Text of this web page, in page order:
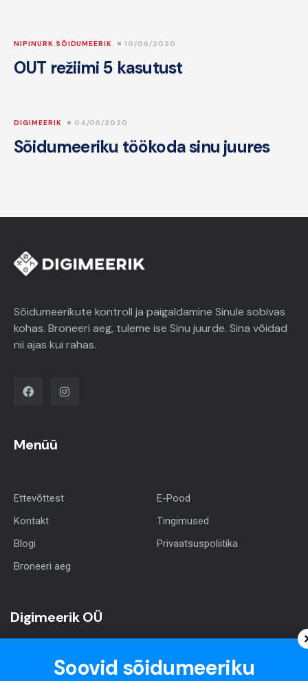
OUT režiimi 5 kasutust
NIPINURK ,SÕIDUMEERIK 10/06/2020
Sõidumeeriku töökoda sinu juures
DIGIMEERIK 04/06/2020
Sõidumeerikute kontroll ja paigaldamine Sinule sobivas
kohas. Broneeri aeg, tuleme ise Sinu juurde. Sina võidad
nii ajas kui rahas.
Menüü
Ettevõttest
Kontakt
Blogi
Broneeri aeg
E-Pood
Tingimused
Privaatsuspoliitika
Digimeerik OÜ
+372 565 5875
Soovid sõidumeeriku